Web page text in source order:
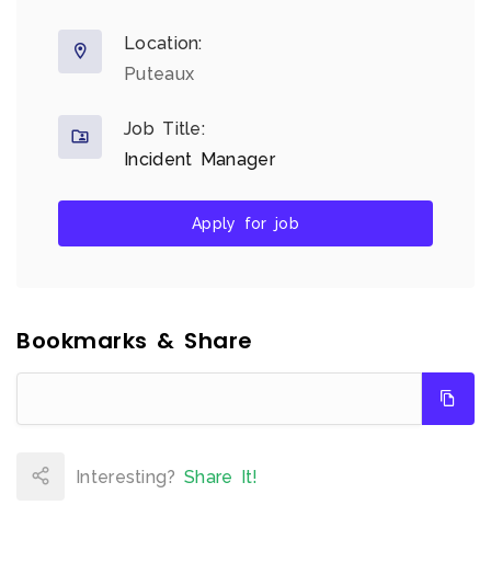
Location:
Puteaux
Job Title:
Incident Manager
Apply for job
Bookmarks & Share
Interesting? Share It!